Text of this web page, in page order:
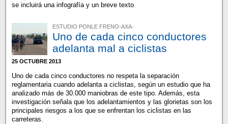
se incluirá una infografía y un breve texto
ESTUDIO PONLE FRENO-AXA-
Uno de cada cinco conductores
adelanta mal a ciclistas
25 OCTUBRE 2013
Uno de cada cinco conductores no respeta la separación
reglamentaria cuando adelanta a ciclistas, según un estudio que ha
analizado más de 30.000 maniobras de este tipo. Además, esta
investigación señala que los adelantamientos y las glorietas son los
principales riesgos a los que se enfrentan los ciclistas en las
carreteras.